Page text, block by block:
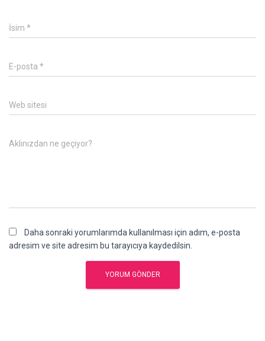
İsim *
E-posta *
Web sitesi
Aklınızdan ne geçiyor?
Daha sonraki yorumlarımda kullanılması için adım, e-posta
adresim ve site adresim bu tarayıcıya kaydedilsin.